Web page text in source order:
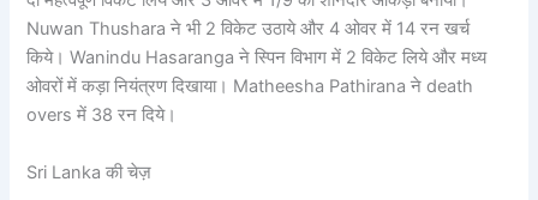
Nuwan Thushara ने भी 2 विकेट उठाये और 4 ओवर में 14 रन खर्च
किये। Wanindu Hasaranga ने स्पिन विभाग में 2 विकेट लिये और मध्य
ओवरों में कड़ा नियंत्रण दिखाया। Matheesha Pathirana ने death
overs में 38 रन दिये।
Sri Lanka की चेज़